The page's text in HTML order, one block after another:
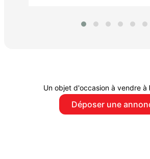
Un objet d'occasion à vendre à
Déposer une